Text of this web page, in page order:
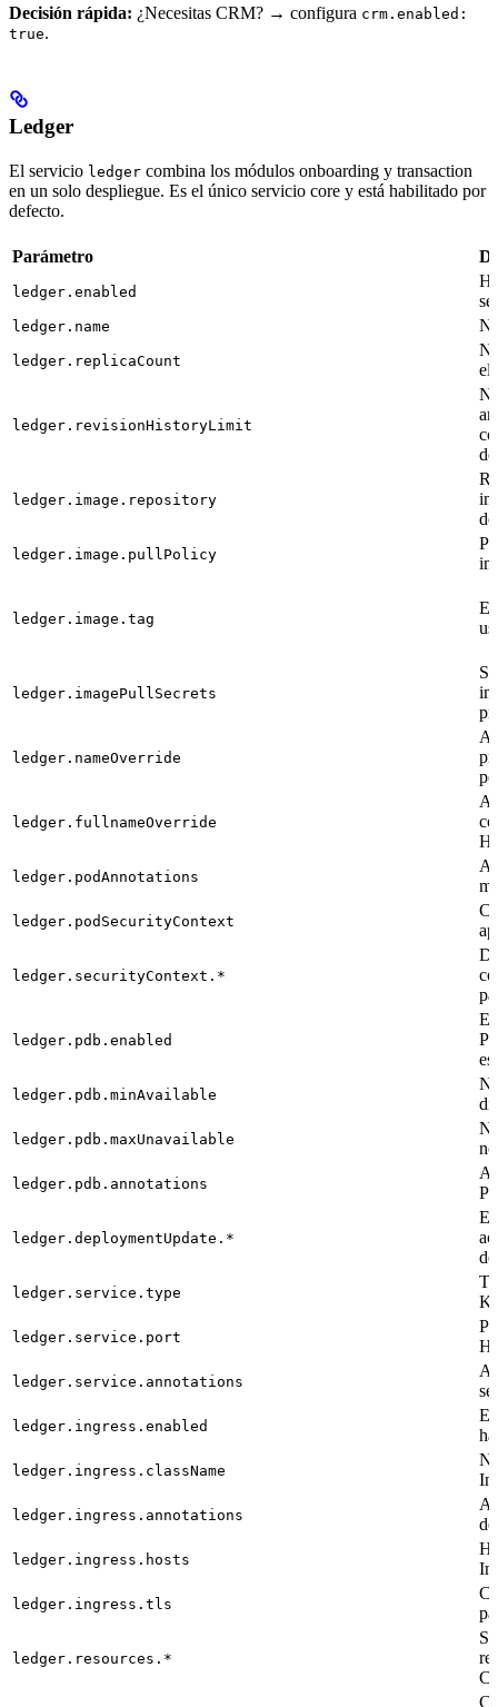
Decisión rápida: ¿Necesitas CRM? → configura crm.enabled:
true.
Ledger
El servicio ledger combina los módulos onboarding y transaction
en un solo despliegue. Es el único servicio core y está habilitado por
defecto.
Parámetro
ledger.enabled
ledger.name
ledger.replicaCount
el
ledger.revisionHistoryLimit
ledger.image.repository
ledger.image.pullPolicy
ledger.image.tag
ledger.imagePullSecrets
ledger.nameOverride
ledger.fullnameOverride
ledger.podAnnotations
ledger.podSecurityContext
ledger.securityContext.*
ledger.pdb.enabled
ledger.pdb.minAvailable
ledger.pdb.maxUnavailable
ledger.pdb.annotations
ledger.deploymentUpdate.*
ledger.service.type
ledger.service.port
ledger.service.annotations
ledger.ingress.enabled
ledger.ingress.className
ledger.ingress.annotations
ledger.ingress.hosts
ledger.ingress.tls
ledger.resources.*